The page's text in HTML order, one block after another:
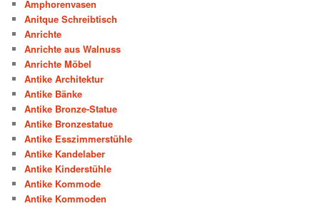
Amphorenvasen
Anitque Schreibtisch
Anrichte
Anrichte aus Walnuss
Anrichte Möbel
Antike Architektur
Antike Bänke
Antike Bronze-Statue
Antike Bronzestatue
Antike Esszimmerstühle
Antike Kandelaber
Antike Kinderstühle
Antike Kommode
Antike Kommoden